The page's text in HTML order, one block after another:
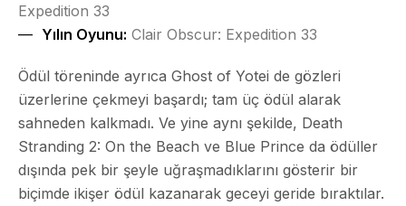
Expedition 33
Yılın Oyunu: Clair Obscur: Expedition 33
Ödül töreninde ayrıca Ghost of Yotei de gözleri
üzerlerine çekmeyi başardı; tam üç ödül alarak
sahneden kalkmadı. Ve yine aynı şekilde, Death
Stranding 2: On the Beach ve Blue Prince da ödüller
dışında pek bir şeyle uğraşmadıklarını gösterir bir
biçimde ikişer ödül kazanarak geceyi geride bıraktılar.